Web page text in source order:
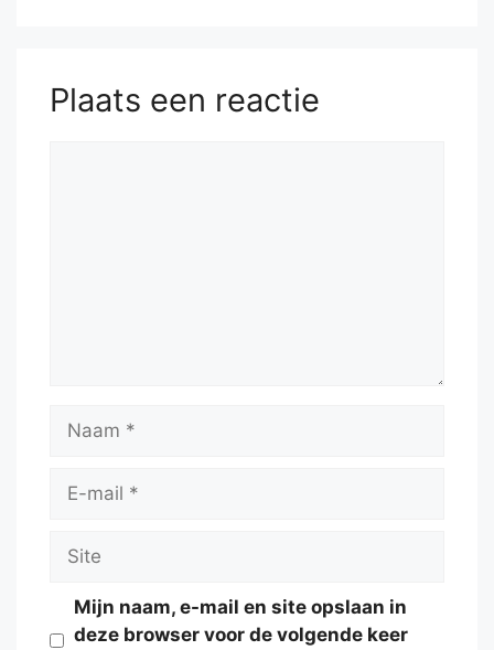
Plaats een reactie
Naam
Site
Mijn naam, e-mail en site opslaan in
deze browser voor de volgende keer